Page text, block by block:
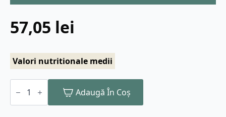
57,05 lei
Valori nutritionale medii
Cantitate
Boabe
cacao
Adaugă În Coș